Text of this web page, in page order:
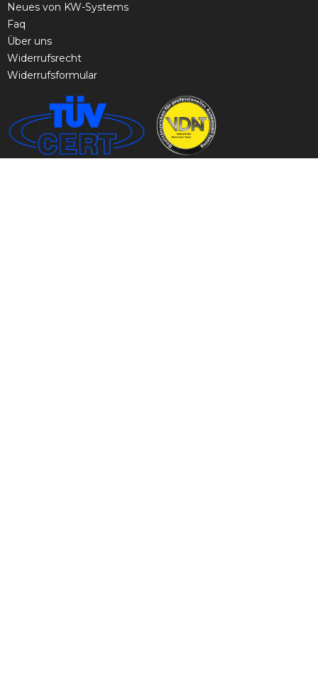
Neues von KW-Systems
Faq
Über uns
Widerrufsrecht
Widerrufsformular